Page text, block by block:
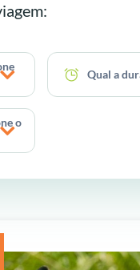
Qual a
o